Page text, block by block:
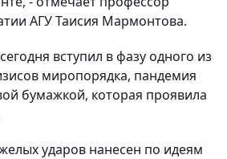
АГУ Таисия Мармонтова.
вступил в фазу одного из
миропорядка, пандемия
бумажкой, которая проявила
ударов нанесен по идеям